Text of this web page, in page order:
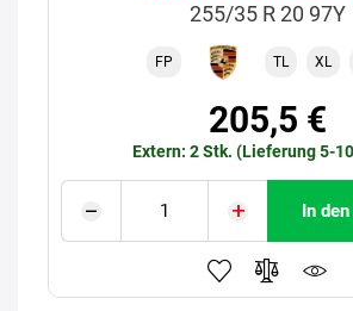
255/35 R 20 97Y
FP TL XL
205,5 €
Extern: 2 Stk. (Lieferung 5-
In